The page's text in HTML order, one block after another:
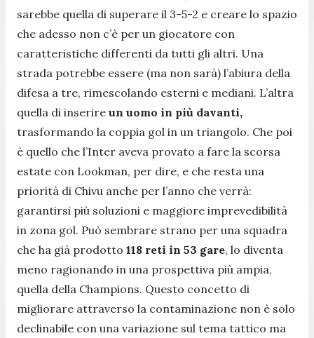
sarebbe quella di superare il 3-5-2 e creare lo spazio
che adesso non c’è per un giocatore con
caratteristiche differenti da tutti gli altri. Una
strada potrebbe essere (ma non sarà) l’abiura della
difesa a tre, rimescolando esterni e mediani. L’altra
quella di inserire un uomo in più davanti,
trasformando la coppia gol in un triangolo. Che poi
è quello che l’Inter aveva provato a fare la scorsa
estate con Lookman, per dire, e che resta una
priorità di Chivu anche per l’anno che verrà:
garantirsi più soluzioni e maggiore imprevedibilità
in zona gol. Può sembrare strano per una squadra
che ha già prodotto 118 reti in 53 gare, lo diventa
meno ragionando in una prospettiva più ampia,
quella della Champions. Questo concetto di
migliorare attraverso la contaminazione non è solo
declinabile con una variazione sul tema tattico ma